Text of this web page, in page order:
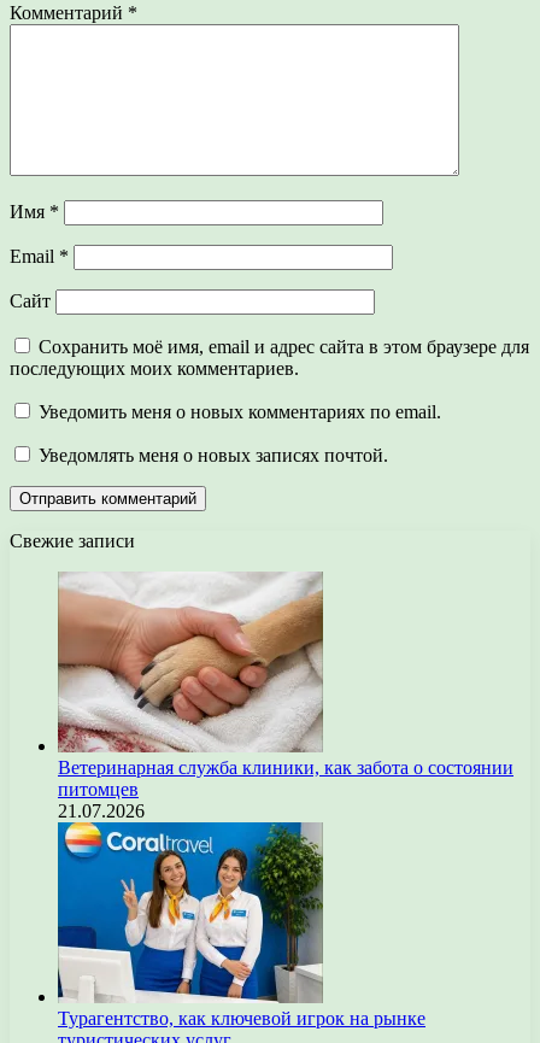
Комментарий *
Имя *
Email *
Сайт
Сохранить моё имя, email и адрес сайта в этом браузере для
последующих моих комментариев.
Уведомить меня о новых комментариях по email.
Уведомлять меня о новых записях почтой.
Свежие записи
Ветеринарная служба клиники, как забота о состоянии
питомцев
21.07.2026
Турагентство, как ключевой игрок на рынке